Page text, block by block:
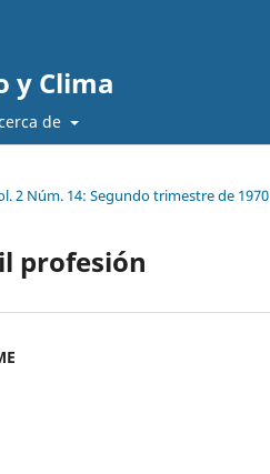
y Clima
de
2 Núm. 14: Segundo trimestre de 1970
profesión